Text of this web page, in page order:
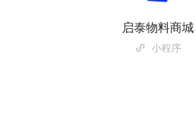
启泰物料商城
小程序